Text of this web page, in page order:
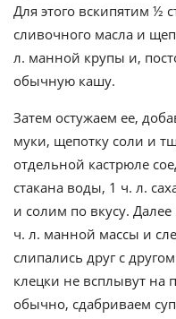
Для этого вскипятим ½
сливочного масла и
л. манной крупы и,
обычную кашу.
Затем остужаем ее,
муки, щепотку соли и
отдельной кастрюле
стакана воды, 1 ч. л.
и солим по вкусу.
ч. л. манной массы и
слипались друг с
клецки не всплывут на
обычно, сдабриваем